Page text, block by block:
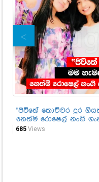
"ජීවිතේ කොච්චර දුර ගියත්
නෙත්මි රොෂෙල් නංගි
685 Views